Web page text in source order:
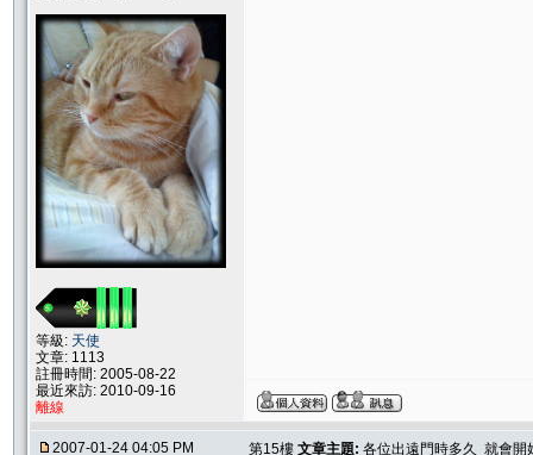
等級: 天使
文章: 1113
註冊時間: 2005-08-22
最近來訪: 2010-09-16
離線
2007-01-24 04:05 PM 第15樓 文章主題: 各位出遠門時多久 就會開